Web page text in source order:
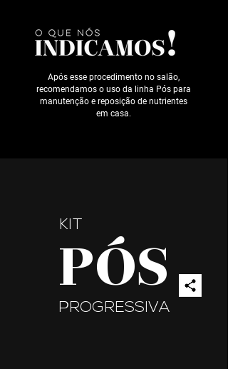
Após esse procedimento no salão,
recomendamos o uso da linha Pós para
manutenção e reposição de nutrientes
em casa.
KIT
PÓS
PROGRESSIVA